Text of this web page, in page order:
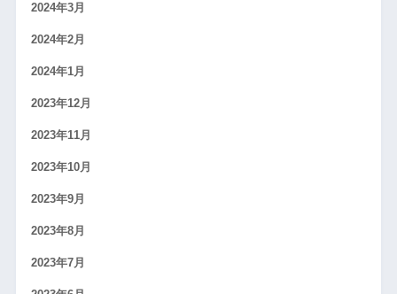
2024年3月
2024年2月
2024年1月
2023年12月
2023年11月
2023年10月
2023年9月
2023年8月
2023年7月